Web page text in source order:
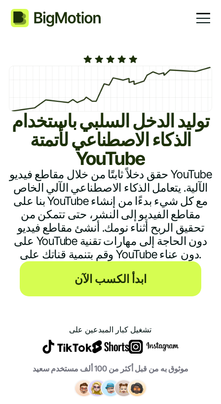
توليد الدخل السلبي باستخدام
الذكاء الاصطناعي لأتمتة
YouTube
حقق دخلاً ثابتًا من خلال مقاطع فيديو YouTube
الآلية. يتعامل الذكاء الاصطناعي الآلي الخاص
بنا على YouTube مع كل شيء بدءًا من إنشاء
مقاطع الفيديو إلى النشر، حتى تتمكن من
تحقيق الربح أثناء نومك. أنشئ مقاطع فيديو
على YouTube دون الحاجة إلى مهارات تقنية
وقم بتنمية قناتك على YouTube دون عناء.
ابدأ الكسب الآن
تشغيل كبار المبدعين على
موثوق به من قبل أكثر من 100 ألف مستخدم سعيد